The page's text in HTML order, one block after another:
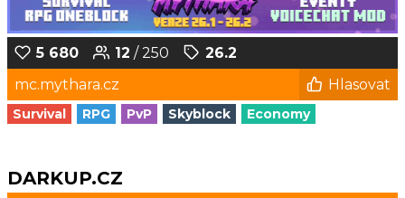
5 680 12 / 250
26.2
mc.mythara.cz
Hlasovat
Survival RPG PvP Skyblock Economy
DARKUP.CZ